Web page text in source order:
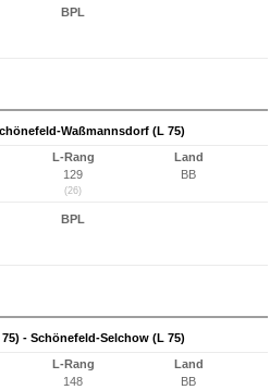
BPL
Waßmannsdorf (L 75)
L-Rang
129
(26)
Land
BB
BPL
- Schönefeld-Selchow (L 75)
L-Rang
148
Land
BB